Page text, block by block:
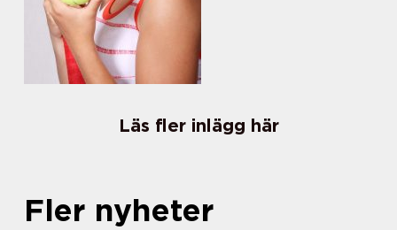
Läs fler inlägg här
Fler nyheter